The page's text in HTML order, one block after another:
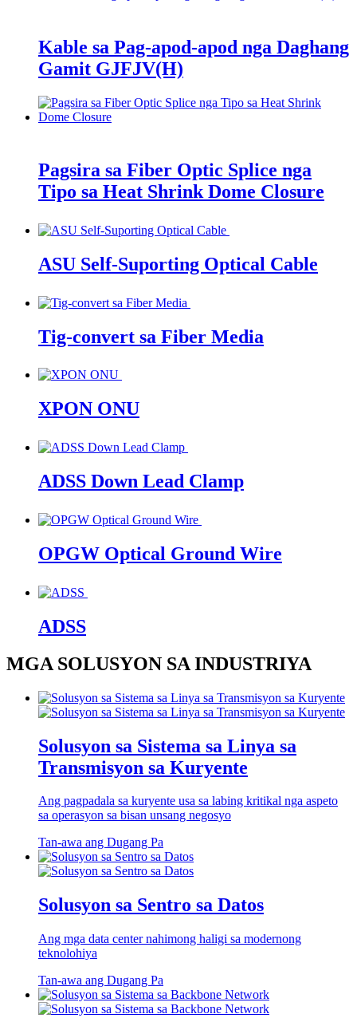
Kable sa Pag-apod-apod nga Daghang
Gamit GJFJV(H)
Pagsira sa Fiber Optic Splice nga
Tipo sa Heat Shrink Dome Closure
ASU Self-Suporting Optical Cable
Tig-convert sa Fiber Media
XPON ONU
ADSS Down Lead Clamp
OPGW Optical Ground Wire
ADSS
MGA SOLUSYON SA INDUSTRIYA
Solusyon sa Sistema sa Linya sa
Transmisyon sa Kuryente
Ang pagpadala sa kuryente usa sa labing kritikal nga aspeto
sa operasyon sa bisan unsang negosyo
Tan-awa ang Dugang Pa
Solusyon sa Sentro sa Datos
Ang mga data center nahimong haligi sa modernong
teknolohiya
Tan-awa ang Dugang Pa